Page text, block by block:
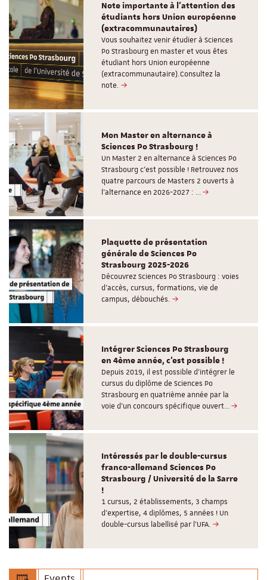
Note importante à l'attention des
étudiants hors Union européenne
(extracommunautaires)
Vous souhaitez venir étudier à Sciences
Po Strasbourg en master et vous êtes
étudiant hors Union européenne
(extracommunautaire).Consultez la
note.
Mon Master en alternance à
Sciences Po Strasbourg !
Un Master 2 en alternance à Sciences Po
Strasbourg c'est possible ! Retrouvez nos
quatre parcours de Masters 2 ouverts à
l'alternance en 2026-2027 : …
Plaquette de présentation
générale de Sciences Po
Strasbourg 2025-2026
Découvrez Sciences Po Strasbourg : voies
d'accès, cursus, formations, vie de
campus, débouchés.
Intégrer Sciences Po Strasbourg
en 4ème année, c'est possible !
Depuis 2019, il est possible d’intégrer le
cursus du diplôme de Sciences Po
Strasbourg en quatrième année par la
voie d’un concours spécifique ouvert…
Intéressés par le double-cursus
franco-allemand Sciences Po
Strasbourg / Université de la Sarre
!
1 cursus, 2 établissements, 3 champs
d’expertise, 4 diplômes, 5 années ! Un
double-cursus labellisé par l'UFA.